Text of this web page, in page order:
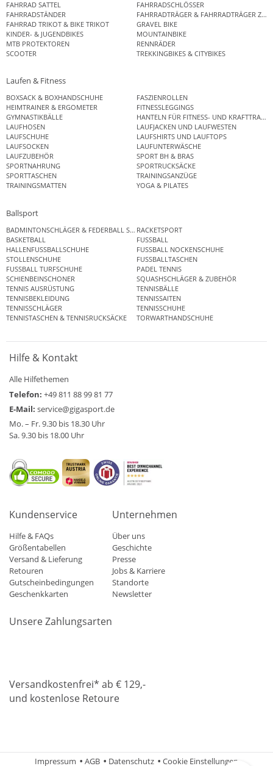
FAHRRAD SATTEL
FAHRRADSCHLÖSSER
FAHRRADSTÄNDER
FAHRRADTRÄGER & FAHRRADTRÄGER
FAHRRAD TRIKOT & BIKE TRIKOT
GRAVEL BIKE
KINDER- & JUGENDBIKES
MOUNTAINBIKE
MTB PROTEKTOREN
RENNRÄDER
SCOOTER
TREKKINGBIKES & CITYBIKES
Laufen & Fitness
BOXSACK & BOXHANDSCHUHE
FASZIENROLLEN
HEIMTRAINER & ERGOMETER
FITNESSLEGGINGS
GYMNASTIKBÄLLE
HANTELN FÜR FITNESS- UND
LAUFHOSEN
LAUFJACKEN UND LAUFWESTEN
LAUFSCHUHE
LAUFSHIRTS UND LAUFTOPS
LAUFSOCKEN
LAUFUNTERWÄSCHE
LAUFZUBEHÖR
SPORT BH & BRAS
SPORTNAHRUNG
SPORTRUCKSÄCKE
SPORTTASCHEN
TRAININGSANZÜGE
TRAININGSMATTEN
YOGA & PILATES
Ballsport
BADMINTONSCHLÄGER & FEDERBALL SETSRACKETSPORT
BASKETBALL
FUSSBALL
HALLENFUSSBALLSCHUHE
FUSSBALL NOCKENSCHUHE
STOLLENSCHUHE
FUSSBALLTASCHEN
FUSSBALL TURFSCHUHE
PADEL TENNIS
SCHIENBEINSCHONER
SQUASHSCHLÄGER & ZUBEHÖR
TENNIS AUSRÜSTUNG
TENNISBÄLLE
TENNISBEKLEIDUNG
TENNISSAITEN
TENNISSCHLÄGER
TENNISSCHUHE
TENNISTASCHEN & TENNISRUCKSÄCKE
TORWARTHANDSCHUHE
Hilfe & Kontakt
Alle Hilfethemen
Telefon: +49 811 88 99 81 77
E-Mail: service@gigasport.de
Mo. – Fr. 9.30 bis 18.30 Uhr
Sa. 9.30 bis 18.00 Uhr
Kundenservice
Hilfe & FAQs
Größentabellen
Versand & Lieferung
Retouren
Gutscheinbedingungen
Geschenkkarten
Unternehmen
Über uns
Geschichte
Presse
Jobs & Karriere
Standorte
Newsletter
Unsere Zahlungsarten
Versandkostenfrei* ab € 129,-
und kostenlose Retoure
Impressum AGB Datenschutz Cookie Einstellungen